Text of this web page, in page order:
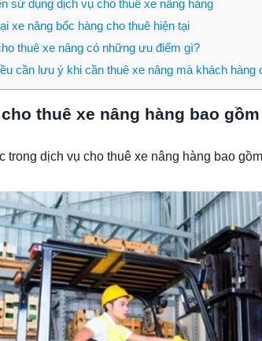
sử dụng dịch vụ cho thuê xe nâng hàng
xe nâng bốc hàng cho thuê hiện tại
thuê xe nâng có những ưu điểm gì?
cần lưu ý khi cần thuê xe nâng mà khách hàng
thuê xe nâng hàng bao
trong dịch vụ cho thuê xe nâng hàng bao